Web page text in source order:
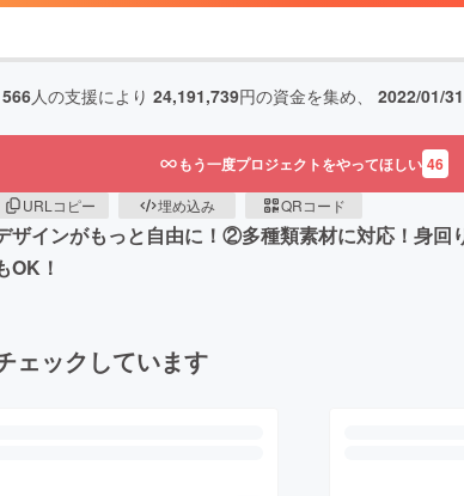
566人の支援により 24,191,739円の資金を集め、 2022/01/31
もう一度プロジェクトをやってほしい 46
URLコピー 埋め込み QRコード
インがもっと自由に！②多種類素材に対応！身
OK！
ェックしています